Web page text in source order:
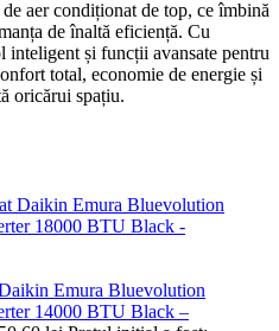
aer condiționat de top, ce îmbină
de înaltă eficiență. Cu
inteligent și funcții avansate pentru
total, economie de energie și
oricărui spațiu.
Emura Bluevolution
14000 BTU Black –